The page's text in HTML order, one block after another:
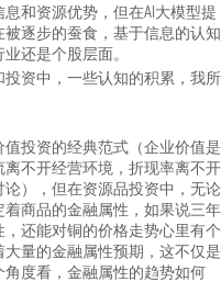
和资源优势，但在AI大模型提
逐步的蚕食，基于信息的认知
还是个股层面。
资中，一些认知的积累，我所
投资的经典范式（企业价值是
不开经营环境，折现率离不开
），但在资源品投资中，无论
商品的金融属性，如果说三年
还能对铜的价格走势心里有个
量的金融属性预期，这不仅是
度看，金融属性的趋势如何